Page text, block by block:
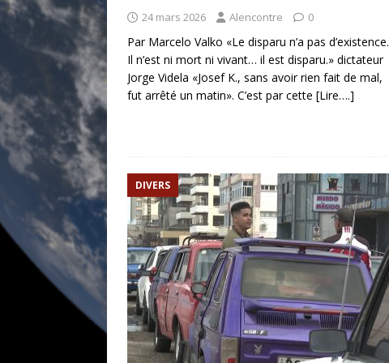
24 mars 2026 Alencontre 0
Par Marcelo Valko «Le disparu n’a pas d’existence.
Il n’est ni mort ni vivant… il est disparu.» dictateur
Jorge Videla «Josef K., sans avoir rien fait de mal,
fut arrêté un matin». C’est par cette [Lire….]
DIVERS